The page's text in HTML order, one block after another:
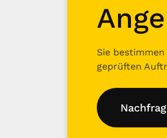
Sie
geprüften